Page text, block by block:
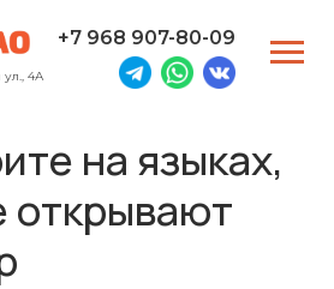
+7 968 907-80-09
ул., 4А
на языках,
открывают